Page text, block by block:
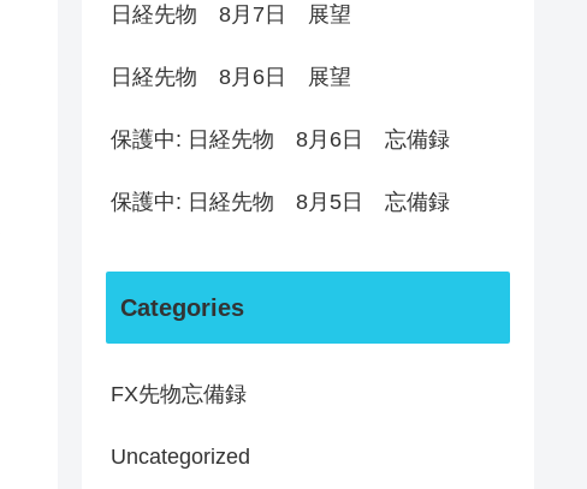
日経先物 8月7日 展望
日経先物 8月6日 展望
保護中: 日経先物 8月6日 忘備録
保護中: 日経先物 8月5日 忘備録
Categories
FX先物忘備録
Uncategorized